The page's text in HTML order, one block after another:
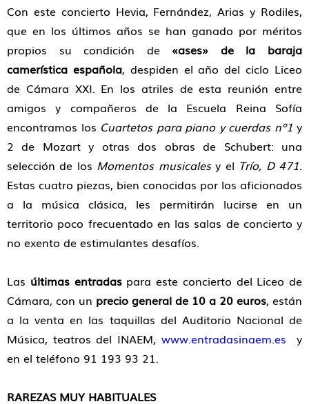
Con este concierto Hevia, Fernández, Arias y Rodiles,
que en los últimos años se han ganado por méritos
propios su condición de «ases» de la baraja
camerística española, despiden el año del ciclo Liceo
de Cámara XXI. En los atriles de esta reunión entre
amigos y compañeros de la Escuela Reina Sofía
encontramos los Cuartetos para piano y cuerdas nº1 y
2 de Mozart y otras dos obras de Schubert: una
selección de los Momentos musicalesy el Trío, D 471.
Estas cuatro piezas, bien conocidas por los aficionados
a la música clásica, les permitirán lucirse en un
territorio poco frecuentado en las salas de concierto y
no exento de estimulantes desafíos.
Las últimas entradaspara este concierto del Liceo de
Cámara, con un precio general de 10 a 20 euros, están
a la venta en las taquillas del Auditorio Nacional de
Música, teatros del INAEM, www.entradasinaem.es y
en el teléfono 91 193 93 21.
RAREZAS MUY HABITUALES